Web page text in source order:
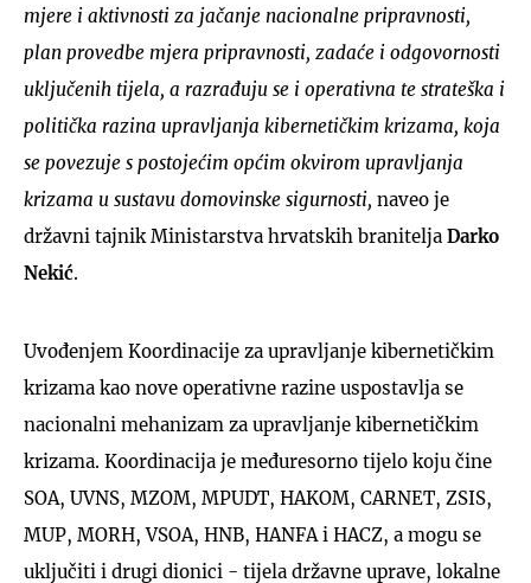
mjere i aktivnosti za jačanje nacionalne pripravnosti,
plan provedbe mjera pripravnosti, zadaće i odgovornosti
uključenih tijela, a razrađuju se i operativna te strateška i
politička razina upravljanja kibernetičkim krizama, koja
se povezuje s postojećim općim okvirom upravljanja
krizama u sustavu domovinske sigurnosti, naveo je
državni tajnik Ministarstva hrvatskih branitelja Darko
Nekić.
Uvođenjem Koordinacije za upravljanje kibernetičkim
krizama kao nove operativne razine uspostavlja se
nacionalni mehanizam za upravljanje kibernetičkim
krizama. Koordinacija je međuresorno tijelo koju čine
SOA, UVNS, MZOM, MPUDT, HAKOM, CARNET, ZSIS,
MUP, MORH, VSOA, HNB, HANFA i HACZ, a mogu se
uključiti i drugi dionici - tijela državne uprave, lokalne